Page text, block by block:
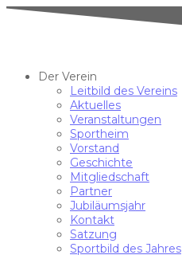
Der Verein
Leitbild des Vereins
Aktuelles
Veranstaltungen
Sportheim
Vorstand
Geschichte
Mitgliedschaft
Partner
Jubiläumsjahr
Kontakt
Satzung
Sportbild des Jahres